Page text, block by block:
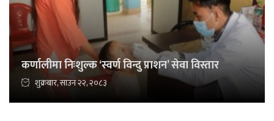
कर्णालीमा निःशुल्क ‘स्वर्ण विन्दु प्राशन’ सेवा विस्तार
शुक्रबार, साउन २२, २०८३